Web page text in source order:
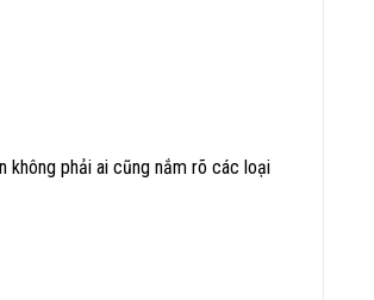
không phải ai cũng nắm rõ các loại